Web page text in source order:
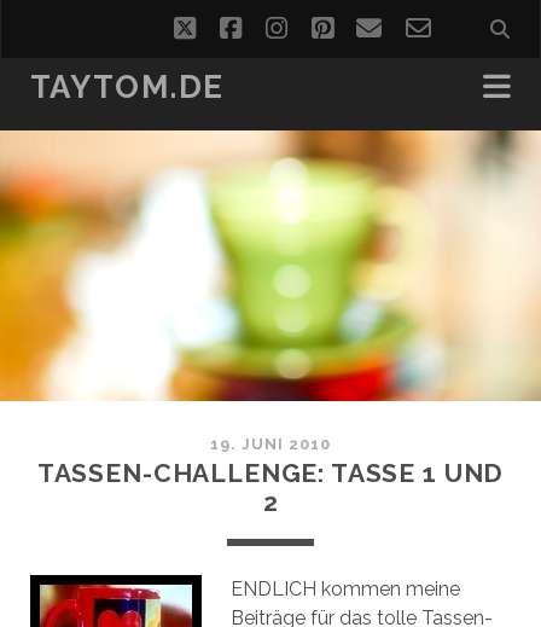
twitterfacebookinstagram
pinterest
emailemail-
form
TAYTOM.DE
19. JUNI 2010
TASSEN-CHALLENGE: TASSE 1 UND
2
ENDLICH kommen meine
Beiträge für das tolle Tassen-